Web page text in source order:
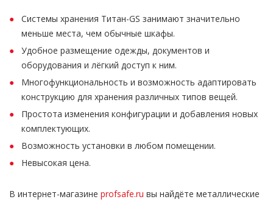
Системы хранения Титан-GS занимают значительно
меньше места, чем обычные шкафы.
Удобное размещение одежды, документов и
оборудования и лёгкий доступ к ним.
Многофункциональность и возможность адаптировать
конструкцию для хранения различных типов вещей.
Простота изменения конфигурации и добавления новых
комплектующих.
Возможность установки в любом помещении.
Невысокая цена.
В интернет-магазине profsafe.ru вы найдёте металлические